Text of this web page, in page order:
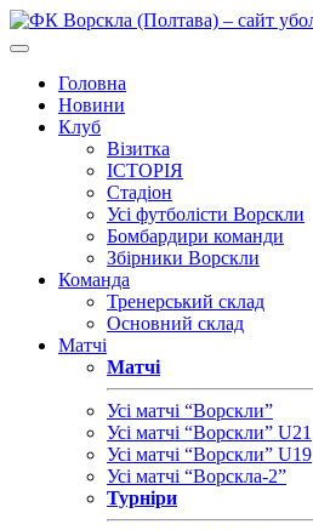
Головна
Новини
Клуб
Візитка
ІСТОРІЯ
Стадіон
Усі футболісти Ворскли
Бомбардири команди
Збірники Ворскли
Команда
Тренерський склад
Основний склад
Матчі
Матчі
Усі матчі “Ворскли”
Усі матчі “Ворскли” U21
Усі матчі “Ворскли” U19
Усі матчі “Ворскла-2”
Турніри